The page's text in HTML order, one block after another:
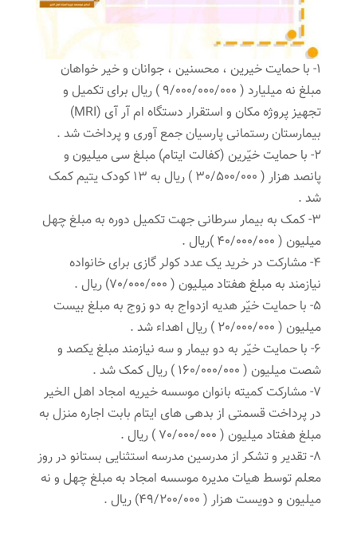
1- با حمایت خیرین ، محسنین ، جوانان و خیر خواهان
مبلغ نه میلیارد ( 9/000/000/000 ) ریال برای تکمیل و
تجهیز پروژه مکان و استقرار دستگاه ام آر آی (MRI)
بیمارستان رستمانی پارسیان جمع آوری و پرداخت شد .
2- با حمایت خیّرین (کفالت ایتام) مبلغ سی میلیون و
پانصد هزار ( 30/500/000 ) ریال به 13 کودک یتیم کمک
شد .
3- کمک به بیمار سرطانی جهت تکمیل دوره به مبلغ چهل
میلیون ( 40/000/000 )ریال .
4- مشارکت در خرید یک عدد کولر گازی برای خانواده
نیازمند به مبلغ هفتاد میلیون ( 70/000/000) ریال .
5- با حمایت خیّر هدیه ازدواج به دو زوج به مبلغ بیست
میلیون ( 20/000/000 ) ریال اهداء شد .
6- با حمایت خیّر به دو بیمار و سه نیازمند مبلغ یکصد و
شصت میلیون ( 160/000/000 ) ریال کمک شد .
7- مشارکت کمیته بانوان موسسه خیریه امجاد اهل الخیر
در پرداخت قسمتی از بدهی های ایتام بابت اجاره منزل به
مبلغ هفتاد میلیون ( 70/000/000 ) ریال .
8- تقدیر و تشکر از مدرسین مدرسه استثنایی بستانو در روز
معلم توسط هیات مدیره موسسه امجاد به مبلغ چهل و نه
میلیون و دویست هزار ( 49/200/000) ریال .